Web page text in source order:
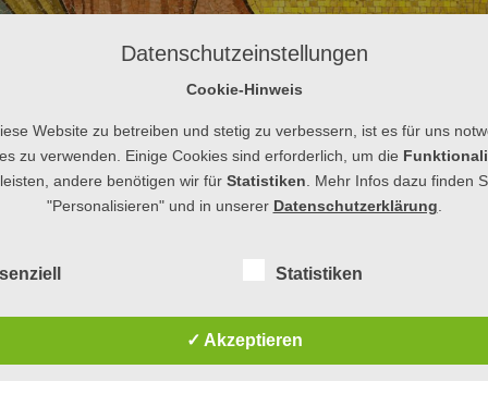
EINTRAGEN AUF WARTELISTE MÖGLICH
um 18 Uhr in der katholischen Pfarrkirche Herz Jesu Dillenburg sind
Datenschutzeinstellungen
Cookie-Hinweis
Website zu betreiben und stetig zu verbessern, ist es für uns
zu verwenden. Einige Cookies sind erforderlich, um die
andere benötigen wir für Statistiken . Mehr Infos dazu finden
"Personalisieren" und in unserer Datenschutzerklärung
Statistiken
✓ Akzeptieren